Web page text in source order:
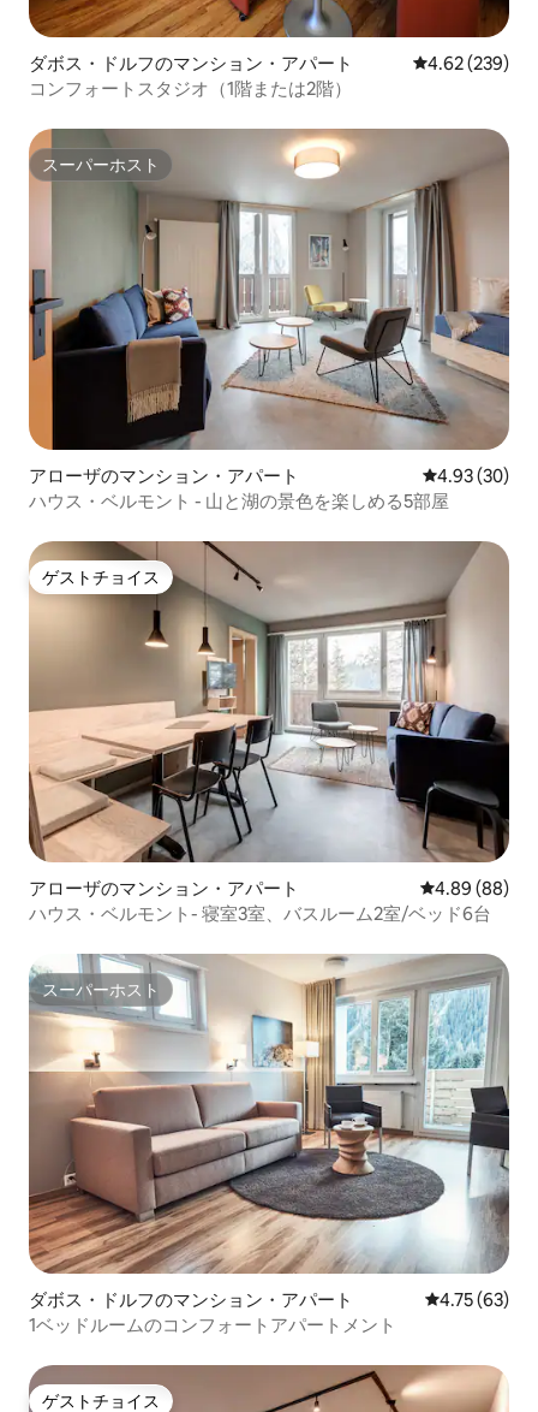
ダボス・ドルフのマンション・アパート レビュー239
4.62 (239)
コンフォートスタジオ（1階または2階）
スーパーホスト
スーパーホスト
アローザのマンション・アパート レビュー30
4.93 (30)
ハウス・ベルモント - 山と湖の景色を楽しめる5部屋
ゲストチョイス
ゲストチョイス
アローザのマンション・アパート レビュー88件
4.89 (88)
ハウス・ベルモント- 寝室3室、バスルーム2室/ベッド6台
スーパーホスト
スーパーホスト
ダボス・ドルフのマンション・アパート レビュー63
4.75 (63)
1ベッドルームのコンフォートアパートメント
ゲストチョイス